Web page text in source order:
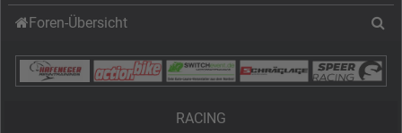
Foren-Übersicht
RACING